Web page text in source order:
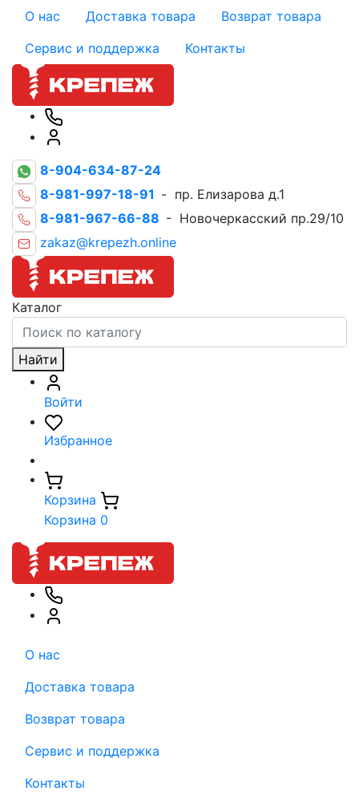
О нас Доставка товара
Возврат товара
Сервис и поддержка
Контакты
8-904-634-87-24
8-981-997-18-91 - пр. Елизарова д.1
8-981-967-66-88 - Новочеркасский пр.29/10
zakaz@krepezh.online
Каталог
Найти
Войти
Избранное
Корзина
Корзина 0
О нас
Доставка товара
Возврат товара
Сервис и поддержка
Контакты